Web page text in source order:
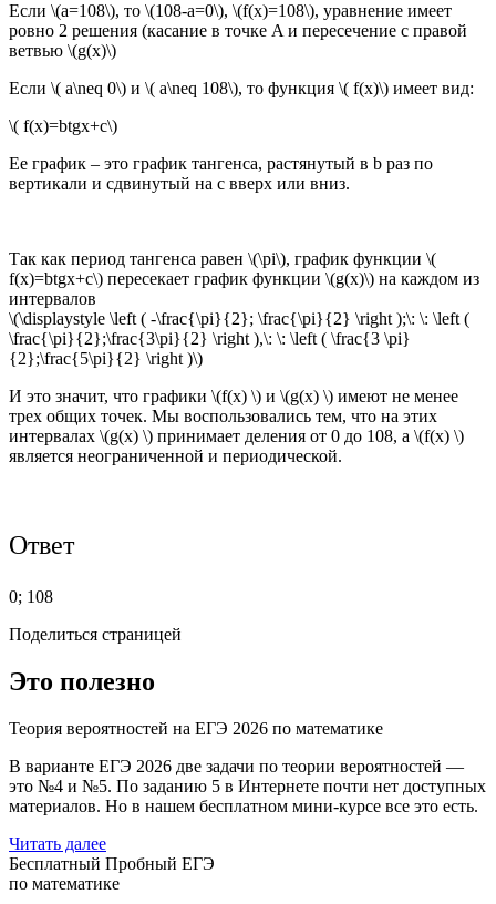
Если \(a=108\), то \(108-a=0\), \(f(x)=108\), уравнение имеет
ровно 2 решения (касание в точке A и пересечение с правой
ветвью \(g(x)\)
Если \( a\neq 0\) и \( a\neq 108\), то функция \( f(x)\) имеет вид:
\( f(x)=btgx+c\)
Ее график – это график тангенса, растянутый в b раз по
вертикали и сдвинутый на c вверх или вниз.
Так как период тангенса равен \(\pi\), график функции \(
f(x)=btgx+c\) пересекает график функции \(g(x)\) на каждом из
интервалов
\(\displaystyle \left ( -\frac{\pi}{2}; \frac{\pi}{2} \right );\: \: \left (
\frac{\pi}{2};\frac{3\pi}{2} \right ),\: \: \left ( \frac{3 \pi}
{2};\frac{5\pi}{2} \right )\)
И это значит, что графики \(f(x) \) и \(g(x) \) имеют не менее
трех общих точек. Мы воспользовались тем, что на этих
интервалах \(g(x) \) принимает деления от 0 до 108, а \(f(x) \)
является неограниченной и периодической.
Ответ
0; 108
Поделиться страницей
Это полезно
Теория вероятностей на ЕГЭ 2026 по математике
В варианте ЕГЭ 2026 две задачи по теории вероятностей —
это №4 и №5. По заданию 5 в Интернете почти нет доступных
материалов. Но в нашем бесплатном мини-курсе все это есть.
Читать далее
Бесплатный Пробный ЕГЭ
по математике